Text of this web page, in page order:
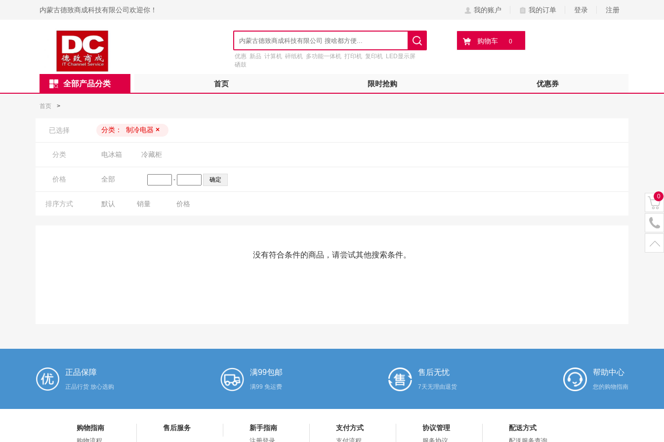
内蒙古德致商成科技有限公司欢迎你！ 我的账户 我的订单 登录 注册
购物车 0
优惠 新品 计算机 碎纸机 多功能一体机 打印机 复印机 LED显示屏
硒鼓
全部产品分类 首页 限时抢购 优惠券
首页 >
已选择 分类： 制冷电器 ×
分类 电冰箱 冷藏柜
价格 全部 -
排序方式 默认 销量 价格
没有符合条件的商品，请尝试其他搜索条件。
正品保障
正品行货 放心选购
满99包邮
满99 免运费
售后无忧
7天无理由退货
帮助中心
您的购物指南
购物指南 售后服务 新手指南 支付方式 协议管理 配送方式
0